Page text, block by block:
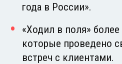
года в России».
«Ходил в поля» более
которые проведено
встреч с клиентами.